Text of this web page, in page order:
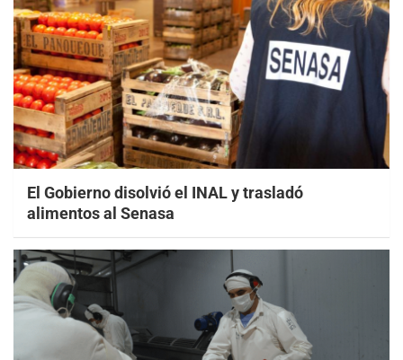
El Gobierno disolvió el INAL y trasladó
alimentos al Senasa